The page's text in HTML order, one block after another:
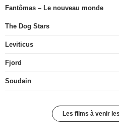
Fantômas – Le nouveau monde
The Dog Stars
Leviticus
Fjord
Soudain
Les films à venir